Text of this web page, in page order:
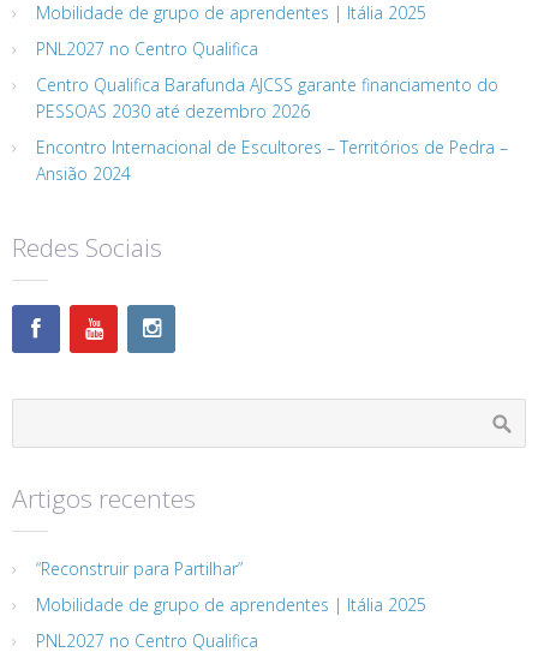
Mobilidade de grupo de aprendentes | Itália 2025
PNL2027 no Centro Qualifica
Centro Qualifica Barafunda AJCSS garante financiamento do
PESSOAS 2030 até dezembro 2026
Encontro Internacional de Escultores – Territórios de Pedra –
Ansião 2024
Redes Sociais
Artigos recentes
“Reconstruir para Partilhar”
Mobilidade de grupo de aprendentes | Itália 2025
PNL2027 no Centro Qualifica